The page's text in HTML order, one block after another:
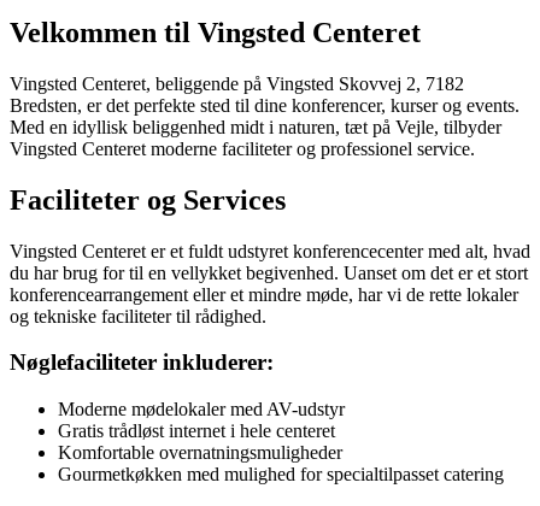
Velkommen til Vingsted Centeret
Vingsted Centeret, beliggende på Vingsted Skovvej 2, 7182
Bredsten, er det perfekte sted til dine konferencer, kurser og events.
Med en idyllisk beliggenhed midt i naturen, tæt på Vejle, tilbyder
Vingsted Centeret moderne faciliteter og professionel service.
Faciliteter og Services
Vingsted Centeret er et fuldt udstyret konferencecenter med alt, hvad
du har brug for til en vellykket begivenhed. Uanset om det er et stort
konferencearrangement eller et mindre møde, har vi de rette lokaler
og tekniske faciliteter til rådighed.
Nøglefaciliteter inkluderer:
Moderne mødelokaler med AV-udstyr
Gratis trådløst internet i hele centeret
Komfortable overnatningsmuligheder
Gourmetkøkken med mulighed for specialtilpasset catering